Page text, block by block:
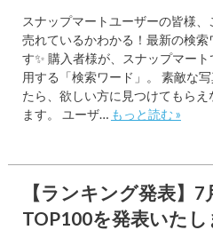
スナップマートユーザーの皆様
売れているかわかる！最新の検
す✨ 購入者様が、スナップマー
用する「検索ワード」。 素敵な
たら、欲しい方に見つけてもら
ます。 ユーザ… もっと読む »
【ランキング発表】
TOP100を発表いたし